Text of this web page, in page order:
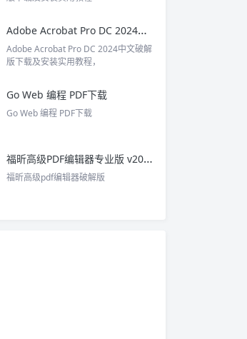
Adobe Acrobat Pro DC 2024中文破解版下载及安装实用教程
Adobe Acrobat Pro DC 2024中文破解
版下载及安装实用教程，
Go Web 编程 PDF下载
Go Web 编程 PDF下载
福昕高级PDF编辑器专业版 v2025 中文激活版
福昕高级pdf编辑器破解版